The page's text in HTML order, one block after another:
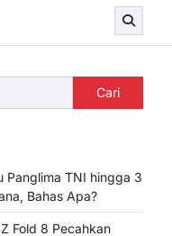
Cari
Panglima TNI hingga 3
Bahas Apa?
Fold 8 Pecahkan